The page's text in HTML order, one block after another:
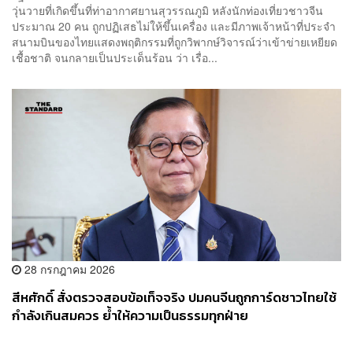
วุ่นวายที่เกิดขึ้นที่ท่าอากาศยานสุวรรณภูมิ หลังนักท่องเที่ยวชาวจีน
ประมาณ 20 คน ถูกปฏิเสธไม่ให้ขึ้นเครื่อง และมีภาพเจ้าหน้าที่ประจำ
สนามบินของไทยแสดงพฤติกรรมที่ถูกวิพากษ์วิจารณ์ว่าเข้าข่ายเหยียด
เชื้อชาติ จนกลายเป็นประเด็นร้อน ว่า เรื่อ...
28 กรกฎาคม 2026
สีหศักดิ์ สั่งตรวจสอบข้อเท็จจริง ปมคนจีนถูกการ์ดชาวไทยใช้
กำลังเกินสมควร ย้ำให้ความเป็นธรรมทุกฝ่าย